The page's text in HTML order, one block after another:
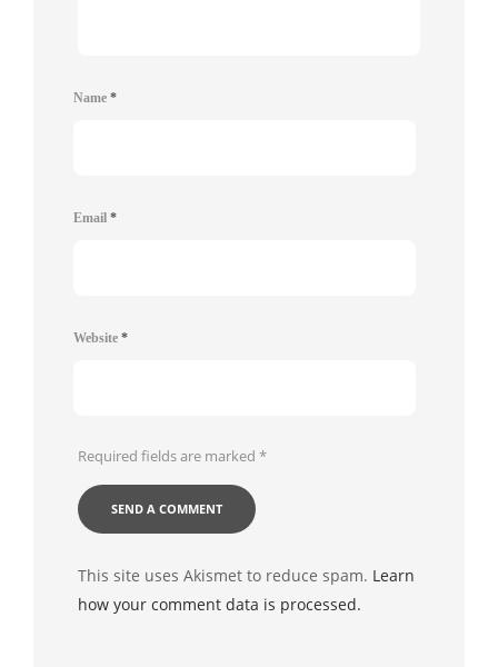
Name *
Email *
Website *
Required fields are marked *
This site uses Akismet to reduce spam. Learn
how your comment data is processed.